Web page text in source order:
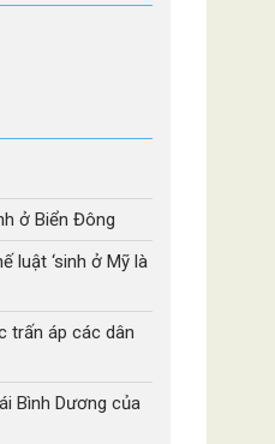
ở Biển Đông
luật ‘sinh ở Mỹ là
trấn áp các dân
Bình Dương của